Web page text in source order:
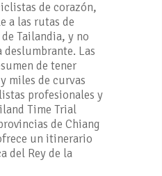
de corazón,
a las rutas de
Tailandia, y no
Las
de tener
miles de curvas
profesionales y
Time Trial
de Chiang
un itinerario
del Rey de la